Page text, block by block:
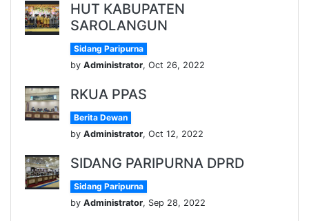
HUT KABUPATEN
SAROLANGUN
Sidang Paripurna
by Administrator, Oct 26, 2022
RKUA PPAS
Berita Dewan
by Administrator, Oct 12, 2022
SIDANG PARIPURNA DPRD
Sidang Paripurna
by Administrator, Sep 28, 2022